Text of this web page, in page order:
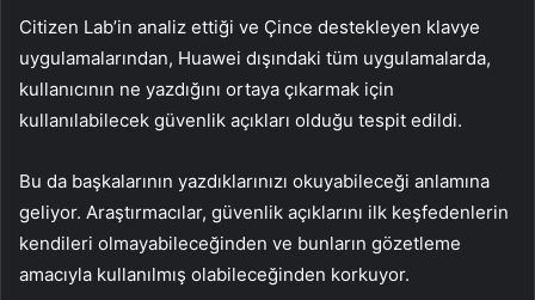
Citizen Lab’in analiz ettiği ve Çince destekleyen klavye
uygulamalarından, Huawei dışındaki tüm uygulamalarda,
kullanıcının ne yazdığını ortaya çıkarmak için
kullanılabilecek güvenlik açıkları olduğu tespit edildi.
Bu da başkalarının yazdıklarınızı okuyabileceği anlamına
geliyor. Araştırmacılar, güvenlik açıklarını ilk keşfedenlerin
kendileri olmayabileceğinden ve bunların gözetleme
amacıyla kullanılmış olabileceğinden korkuyor.